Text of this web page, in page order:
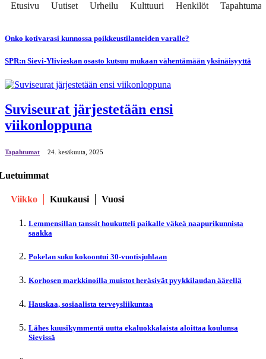
Etusivu Uutiset Urheilu Kulttuuri Henkilöt Tapahtumat
Onko kotivarasi kunnossa poikkeustilanteiden varalle?
SPR:n Sievi-Ylivieskan osasto kutsuu mukaan vähentämään yksinäisyyttä
Suviseurat järjestetään ensi
viikonloppuna
Tapahtumat 24. kesäkuuta, 2025
Viikko Kuukausi Vuosi
Lemmensillan tanssit houkutteli paikalle väkeä naapurikunnista
saakka
Pokelan suku kokoontui 30-vuotisjuhlaan
Korhosen markkinoilla muistot heräsivät pyykkilaudan äärellä
Hauskaa, sosiaalista terveysliikuntaa
Lähes kuusikymmentä uutta ekaluokkalaista aloittaa koulunsa
Sievissä